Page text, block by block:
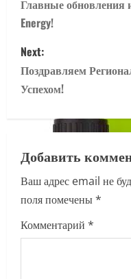
s
t
n
i
g
a
Главные обновления
Energy!
Next:
Поздравляем
Успехом!
Добавить
Ваш адрес email не
поля помечены*
Комментарий *